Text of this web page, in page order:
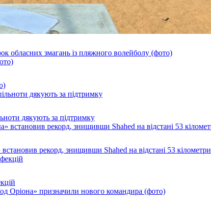
обласних змагань із пляжного волейболу (фото)
дякують за підтримку
рекорд, знищивши Shahed на відстані 53 кілометри